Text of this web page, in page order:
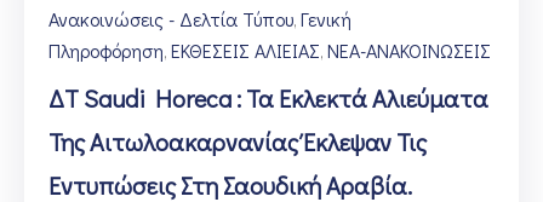
Ανακοινώσεις - Δελτία Τύπου‚ Γενική
Πληροφόρηση‚ ΕΚΘΕΣΕΙΣ ΑΛΙΕΙΑΣ‚ ΝΕΑ-ΑΝΑΚΟΙΝΩΣΕΙΣ
ΔΤ Saudi Horeca : Τα Εκλεκτά Αλιεύματα
Της Αιτωλοακαρνανίας Έκλεψαν Τις
Εντυπώσεις Στη Σαουδική Αραβία.